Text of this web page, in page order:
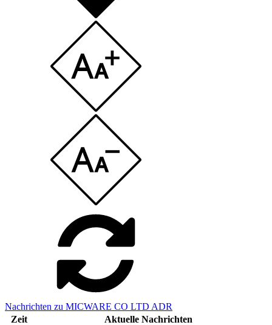
Nachrichten zu MICWARE CO LTD ADR
Zeit
Aktuelle Nachrichten